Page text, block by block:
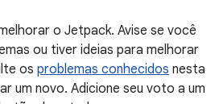
o Jetpack. Avise se você
ou tiver ideias para melhorar
os problemas conhecidos nesta
um novo. Adicione seu voto a um